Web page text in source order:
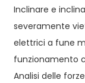
Inclinare e
severamente
elettrici a fune
funzionamento
Analisi delle